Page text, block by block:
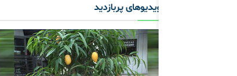
ویدیوهای پربازدید